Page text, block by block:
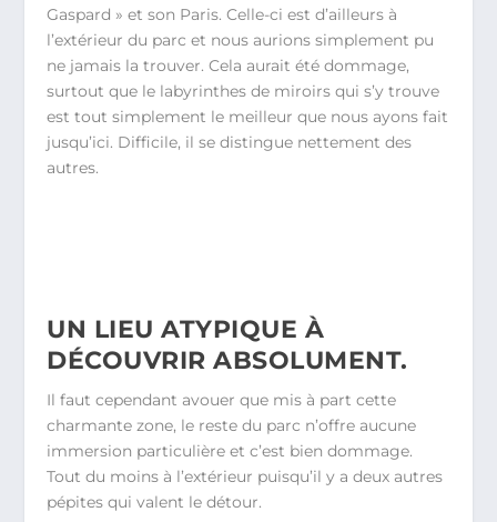
Gaspard » et son Paris. Celle-ci est d’ailleurs à
l’extérieur du parc et nous aurions simplement pu
ne jamais la trouver. Cela aurait été dommage,
surtout que le labyrinthes de miroirs qui s’y trouve
est tout simplement le meilleur que nous ayons fait
jusqu’ici. Difficile, il se distingue nettement des
autres.
UN LIEU ATYPIQUE À
DÉCOUVRIR ABSOLUMENT.
Il faut cependant avouer que mis à part cette
charmante zone, le reste du parc n’offre aucune
immersion particulière et c’est bien dommage.
Tout du moins à l’extérieur puisqu’il y a deux autres
pépites qui valent le détour.